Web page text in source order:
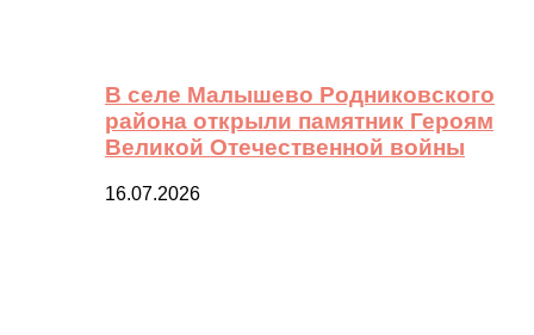
В селе Малышево Родниковского
района открыли памятник Героям
Великой Отечественной войны
16.07.2026